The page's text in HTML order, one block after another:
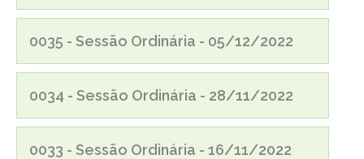
0035 - Sessão Ordinária - 05/12/2022
0034 - Sessão Ordinária - 28/11/2022
0033 - Sessão Ordinária - 16/11/2022